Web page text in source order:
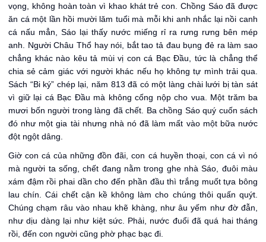
vọng, không hoàn toàn vì khao khát trẻ con. Chồng Sáo đã được
ăn cá một lần hồi mười lăm tuổi mà mỗi khi anh nhắc lại nồi canh
cá nấu mẳn, Sáo lại thấy nước miếng rỉ ra rưng rưng bên mép
anh. Người Châu Thổ hay nói, bắt tao tả đau bụng đẻ ra làm sao
chẳng khác nào kêu tả mùi vị con cá Bạc Đầu, tức là chẳng thể
chia sẻ cảm giác với người khác nếu họ không tự mình trải qua.
Sách “Bi ký” chép lại, năm 813 đã có một làng chài lưới bị tàn sát
vì giữ lại cá Bạc Đầu mà không cống nộp cho vua. Một trăm ba
mươi bốn người trong làng đã chết. Ba chồng Sáo quý cuốn sách
đó như một gia tài nhưng nhà nó đã làm mất vào một bữa nước
đột ngột dâng.
Giờ con cá của những đồn đãi, con cá huyền thoại, con cá vì nó
mà người ta sống, chết đang nằm trong ghe nhà Sáo, đuôi màu
xám đậm rồi phai dần cho đến phần đầu thì trắng muốt tựa bông
lau chín. Cái chết cận kề không làm cho chúng thôi quấn quýt.
Chúng chạm râu vào nhau khẽ khàng, như âu yếm như đờ đẫn,
như dịu dàng lại như kiệt sức. Phải, nước đuổi đã quá hai tháng
rồi, đến con người cũng phờ phạc bạc đi.